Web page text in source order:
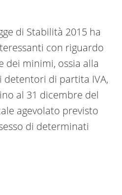
di Stabilità 2015 ha
con riguardo
dei minimi, ossia alla
detentori di partita IVA,
al 31 dicembre del
agevolato previsto
di determinati